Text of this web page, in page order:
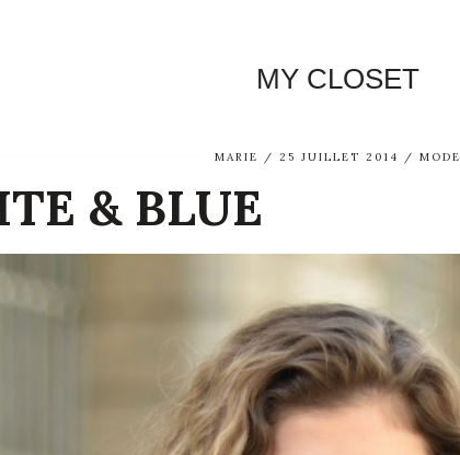
MY CLOSET
MARIE 25 JUILLET 2014 MODE
& BLUE